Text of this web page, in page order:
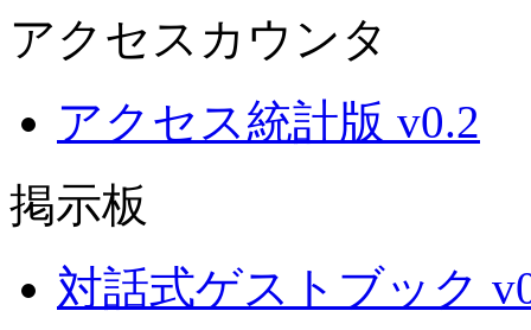
アクセスカウンタ
アクセス統計版 v0.2
掲示板
対話式ゲストブック